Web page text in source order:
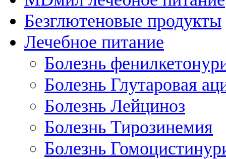
Безглютеновые продукты
Лечебное питание
Болезнь
Болезнь Глутаровая
Болезнь Лейциноз
Болезнь Тирозинемия
Болезнь